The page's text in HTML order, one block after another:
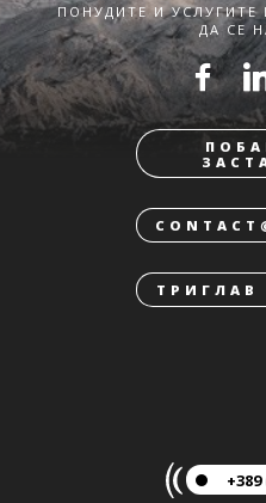
ПОНУДИТЕ И
ДА СЕ
+389